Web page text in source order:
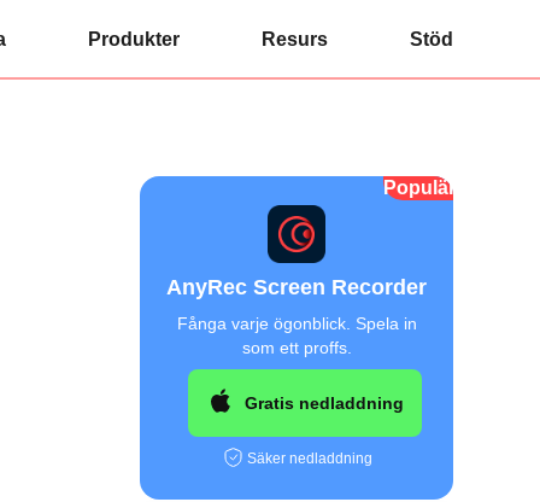
Produkter Resurs Stöd
Populär
AnyRec Screen Recorder
Fånga varje ögonblick. Spela in
som ett proffs.
Gratis nedladdning
Säker nedladdning